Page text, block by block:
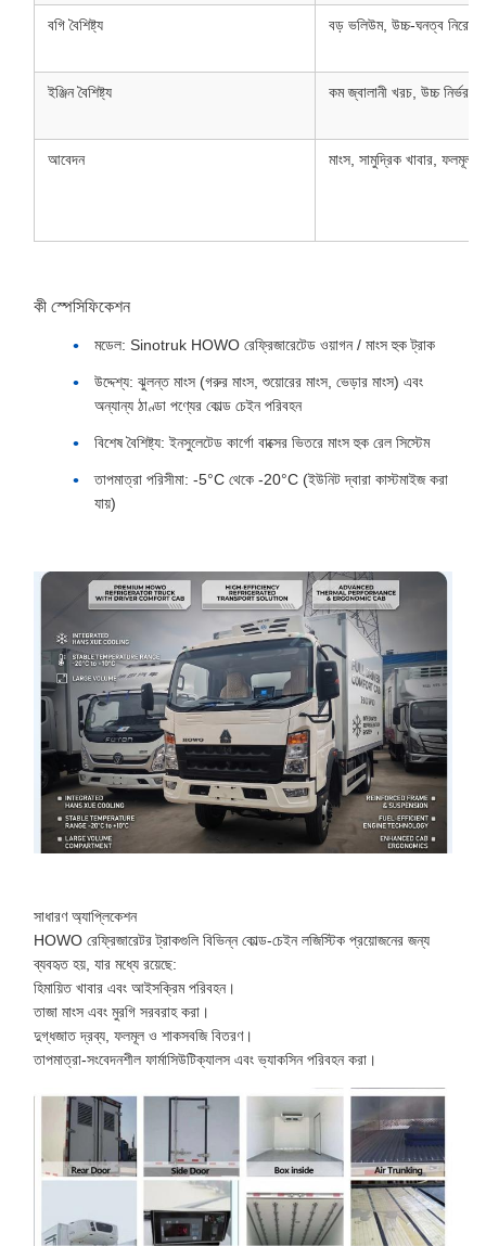
বগি বৈশিষ্ট্য বড় ভলিউম, উচ্চ-ঘনত্ব নিরোধক
ইঞ্জিন বৈশিষ্ট্য কম জ্বালানী খরচ, উচ্চ
আবেদন মাংস, সামুদ্রিক খাবার,
কী স্পেসিফিকেশন
মডেল: Sinotruk HOWO রেফ্রিজারেটেড ওয়াগন / মাংস হুক ট্রাক
উদ্দেশ্য: ঝুলন্ত মাংস (গরুর মাংস, শুয়োরের মাংস, ভেড়ার মাংস) এবং
অন্যান্য ঠাণ্ডা পণ্যের কোল্ড চেইন পরিবহন
বিশেষ বৈশিষ্ট্য: ইনসুলেটেড কার্গো বাক্সের ভিতরে মাংস হুক রেল সিস্টেম
তাপমাত্রা পরিসীমা: -5°C থেকে -20°C (ইউনিট দ্বারা কাস্টমাইজ করা
যায়)
সাধারণ অ্যাপ্লিকেশন
HOWO রেফ্রিজারেটর ট্রাকগুলি বিভিন্ন কোল্ড-চেইন লজিস্টিক প্রয়োজনের জন্য
ব্যবহৃত হয়, যার মধ্যে রয়েছে:
হিমায়িত খাবার এবং আইসক্রিম পরিবহন।
তাজা মাংস এবং মুরগি সরবরাহ করা।
দুগ্ধজাত দ্রব্য, ফলমূল ও শাকসবজি বিতরণ।
তাপমাত্রা-সংবেদনশীল ফার্মাসিউটিক্যালস এবং ভ্যাকসিন পরিবহন করা।